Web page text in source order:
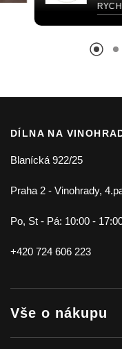
DÍLNA NA
Blanícká 922/25
Praha 2 - Vinohrady,
Po, St - Pá: 10:00 -
+420 724 606 223
Vše o nákupu